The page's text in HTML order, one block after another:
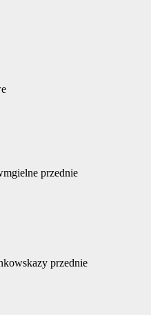
przednie
przednie